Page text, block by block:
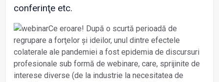
conferinţe etc.
Ce eroare! După o scurtă perioadă de
regrupare a forţelor și ideilor, unul dintre efectele
colaterale ale pandemiei a fost epidemia de discursuri
profesionale sub formă de webinare, care, sprijinite de
interese diverse (de la industrie la necesitatea de